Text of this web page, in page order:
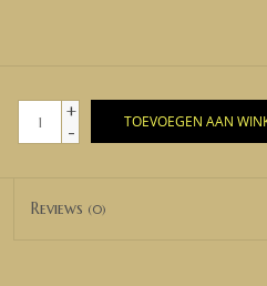
+
-
TOEVOEGEN AAN
Reviews (0)